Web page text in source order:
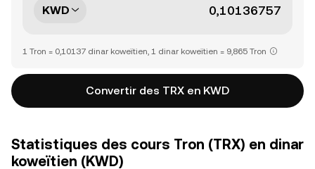
KWD
1 Tron = 0,10137 dinar koweïtien, 1 dinar koweïtien = 9,865 Tron
Convertir des TRX en KWD
Statistiques des cours Tron (TRX) en dinar
koweïtien (KWD)